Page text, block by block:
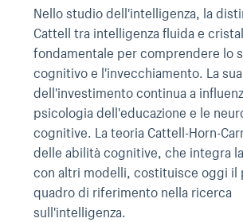
Nello studio dell'intelligenza, la
Cattell tra intelligenza fluida e
fondamentale per comprendere lo
cognitivo e l'invecchiamento. La
dell'investimento continua a
psicologia dell'educazione e le
cognitive. La teoria Cattell-Horn-
delle abilità cognitive, che integra
con altri modelli, costituisce oggi il
quadro di riferimento nella ricerca
sull'intelligenza.